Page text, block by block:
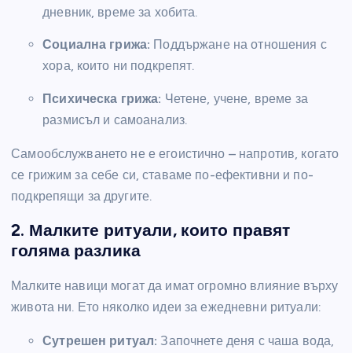
дневник, време за хобита.
Социална грижа: Поддържане на отношения с
хора, които ни подкрепят.
Психическа грижа: Четене, учене, време за
размисъл и самоанализ.
Самообслужването не е егоистично – напротив, когато
се грижим за себе си, ставаме по-ефективни и по-
подкрепящи за другите.
2. Малките ритуали, които правят
голяма разлика
Малките навици могат да имат огромно влияние върху
живота ни. Ето няколко идеи за ежедневни ритуали:
Сутрешен ритуал: Започнете деня с чаша вода,